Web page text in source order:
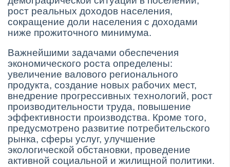
рост реальных доходов населения,
сокращение доли населения с доходами
ниже прожиточного минимума.
Важнейшими задачами обеспечения
экономического роста определены:
увеличение валового регионального
продукта, создание новых рабочих мест,
внедрение прогрессивных технологий, рост
производительности труда, повышение
эффективности производства. Кроме того,
предусмотрено развитие потребительского
рынка, сферы услуг, улучшение
экологической обстановки, проведение
активной социальной и жилищной политики.